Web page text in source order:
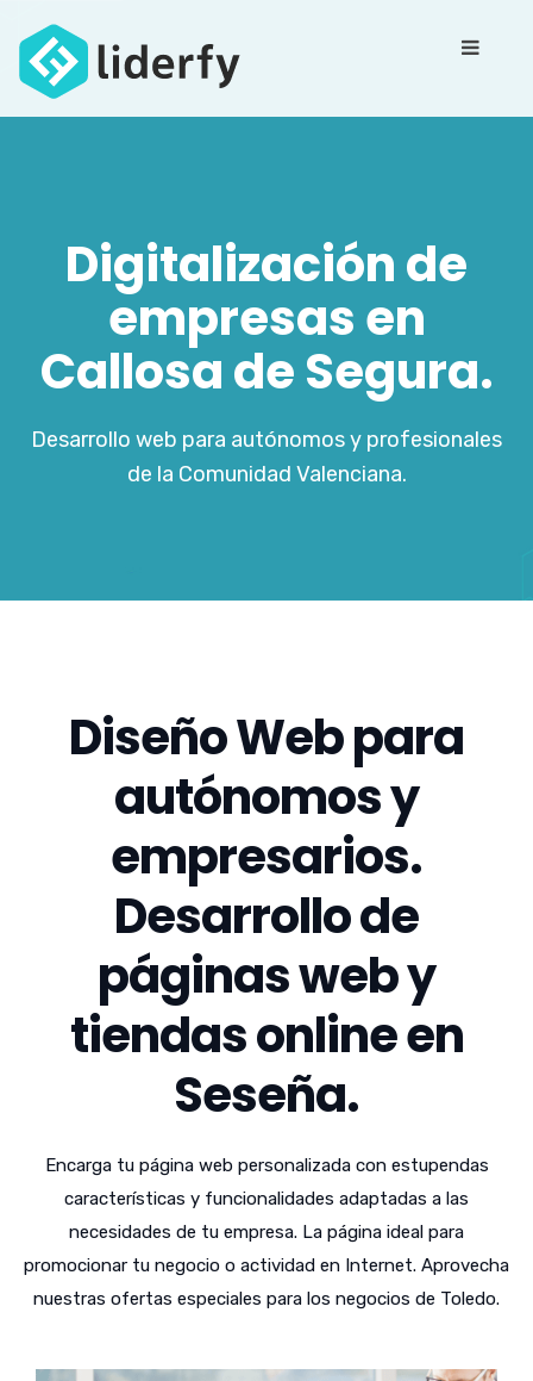
Digitalización de
empresas en
Callosa de Segura.
Desarrollo web para autónomos y profesionales
de la Comunidad Valenciana.
Diseño Web para
autónomos y
empresarios.
Desarrollo de
páginas web y
tiendas online en
Seseña.
Encarga tu página web personalizada con estupendas
características y funcionalidades adaptadas a las
necesidades de tu empresa. La página ideal para
promocionar tu negocio o actividad en Internet. Aprovecha
nuestras ofertas especiales para los negocios de Toledo.